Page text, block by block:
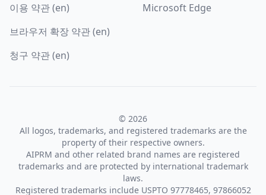
이용 약관 (en)
브라우저 확장 약관 (en)
청구 약관 (en)
Microsoft Edge
© 2026
All logos, trademarks, and registered trademarks are the
property of their respective owners.
AIPRM and other related brand names are registered
trademarks and are protected by international trademark
laws.
Registered trademarks include USPTO 97778465, 97866052